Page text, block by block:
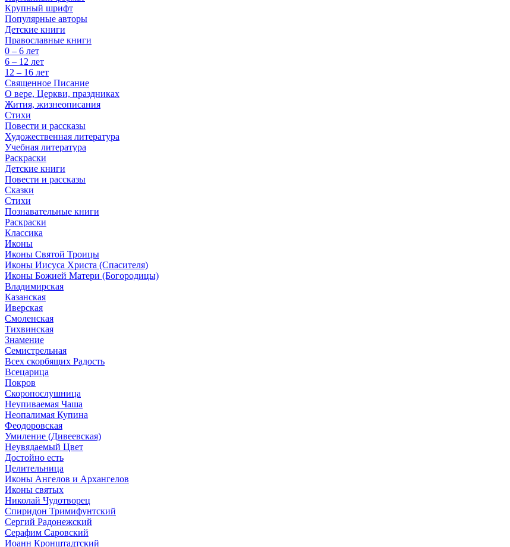
Крупный шрифт
Популярные авторы
Детские книги
Православные книги
0 – 6 лет
6 – 12 лет
12 – 16 лет
Священное Писание
О вере, Церкви, праздниках
Жития, жизнеописания
Стихи
Повести и рассказы
Художественная литература
Учебная литература
Раскраски
Детские книги
Повести и рассказы
Сказки
Стихи
Познавательные книги
Раскраски
Классика
Иконы
Иконы Святой Троицы
Иконы Иисуса Христа (Спасителя)
Иконы Божией Матери (Богородицы)
Владимирская
Казанская
Иверская
Смоленская
Тихвинская
Знамение
Семистрельная
Всех скорбящих Радость
Всецарица
Покров
Скоропослушница
Неупиваемая Чаша
Неопалимая Купина
Феодоровская
Умиление (Дивеевская)
Неувядаемый Цвет
Достойно есть
Целительница
Иконы Ангелов и Архангелов
Иконы святых
Николай Чудотворец
Спиридон Тримифунтский
Сергий Радонежский
Серафим Саровский
Иоанн Кронштадтский